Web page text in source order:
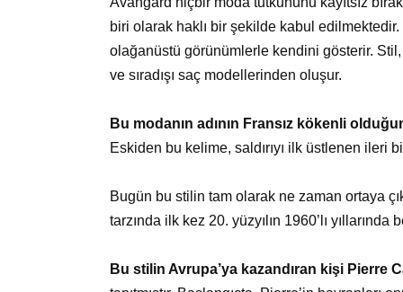
biri olarak haklı bir şekilde kabul
olağanüstü görünümlerle kendini gösterir.
ve sıradışı saç modellerinden oluşur.
Bu modanın adının Fransız kökenli
Eskiden bu kelime, saldırıyı ilk üstlenen ileri
Bugün bu stilin tam olarak ne zaman ortaya
tarzında ilk kez 20. yüzyılın 1960’lı
Bu stilin Avrupa’ya kazandıran kişi Pierre